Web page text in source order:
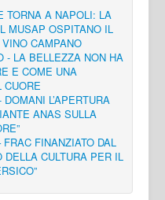
TORNA A NAPOLI: LA
MUSAP OSPITANO IL
CAMPANO
- LA BELLEZZA NON HA
E COME UNA
CUORE
L’APERTURA
ANAS SULLA
FINANZIATO DAL
DELLA CULTURA PER IL